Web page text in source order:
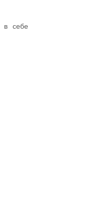
в себе